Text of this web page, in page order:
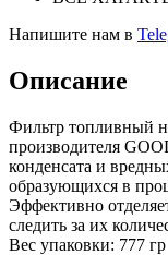
Напишите нам в
Описание
Фильтр топливный
производителя
конденсата и
образующихся в
Эффективно
следить за их
Вес упаковки: 777 гр